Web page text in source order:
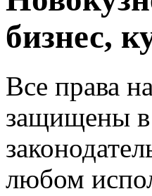
бизнес,
Все права
защищены в
любом